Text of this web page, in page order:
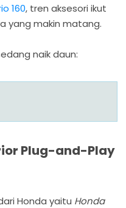
160, tren aksesori ikut
yang makin matang.
naik daun:
Plug-and-Play
Honda yaitu Honda